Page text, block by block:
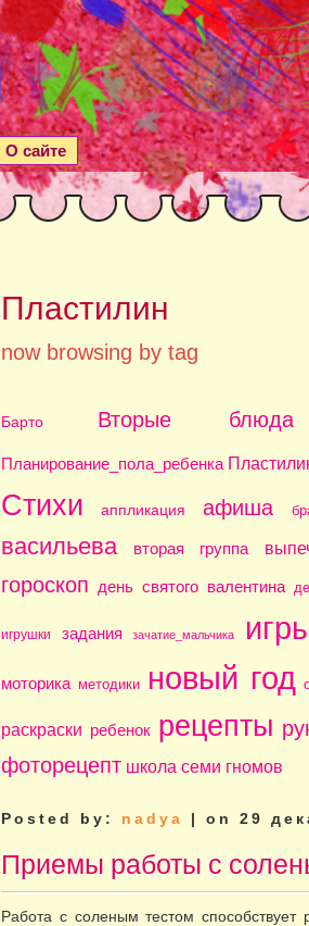
О сайте
Пластилин
now browsing by tag
Барто Вторые блюда
Планирование_пола_ребенка
Стихи аппликация афиша
васильева вторая группа
гороскоп день святого валентина
игрушки задания зачатие_мальчика
моторика методики новый год
раскраски ребенок рецепты
фоторецепт школа семи гномов
Posted by: nadya | on 29
Приемы работы с
Работа с соленым тестом